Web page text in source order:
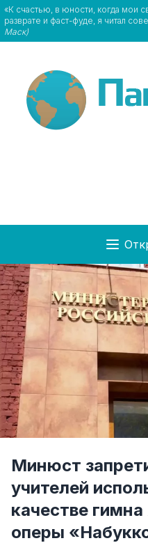
«К счастью, в юноcти, когда мои
разврате и фаст-фуде, я читал
Маск)
Минюст
учителей
качестве
оперы